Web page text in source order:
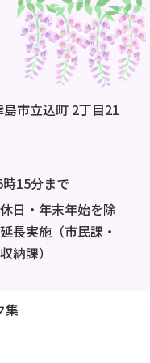
市立込町 2丁目21
15分まで
日・年末年始を除
長実施（市民課・
納課）
集